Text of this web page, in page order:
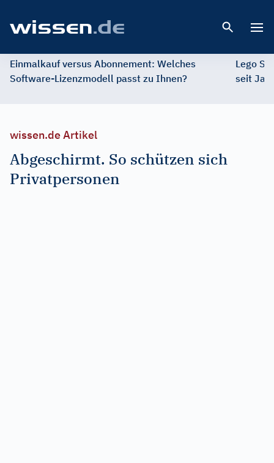
Einmalkauf versus Abonnement: Welches
Software-Lizenzmodell passt zu Ihnen?
Lego
seit
wissen.de Artikel
Abgeschirmt. So schützen sich
Privatpersonen